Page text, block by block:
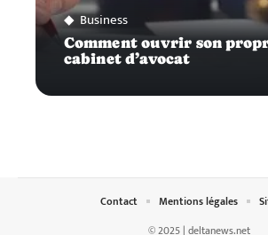
Business
Comment ouvrir son
cabinet d’avocat
© 2025 | deltanews.net
Contact Mentions légales